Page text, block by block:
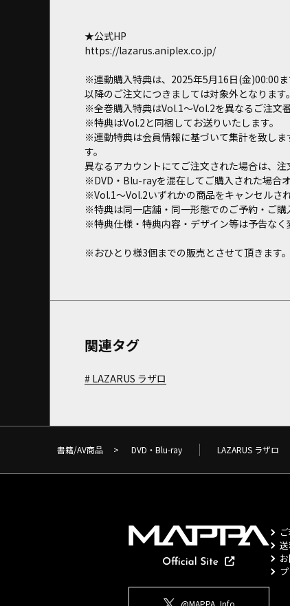
★公式HP
https://lazarus.aniplex.co.jp/
※連動購入特典は、2025年5月16日(金)00:00ま
以降のご注文につきましては対象外となります。
※全巻購入特典はVol.1～Vol.2を異なるご注文
※特典はVol.2と同梱してお送りいたします。
※連動特典は会員情報に基づいて集計を致し
す。
異なるアカウントにてご注文された場合は、
※DVD・Blu-rayを混在してご購入された場合
※Vol.1～Vol.2いずれかの商品をキャンセルさ
※特典は同一店舗・同一形態でのご予約・ご購
※特典仕様・特典内容・デザイン等は予告なく
※おひとり様3個までの販売とさせて頂きます。
関連タグ
LAZARUS ラザロ
書籍/AV商品 > DVD・Blu-ray LAZARUS ラザロ
@MAPPA_Info